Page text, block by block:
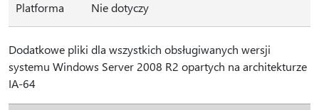
Platforma Nie dotyczy
Dodatkowe pliki dla wszystkich obsługiwanych wersji
systemu Windows Server 2008 R2 opartych na architekturze
IA-64